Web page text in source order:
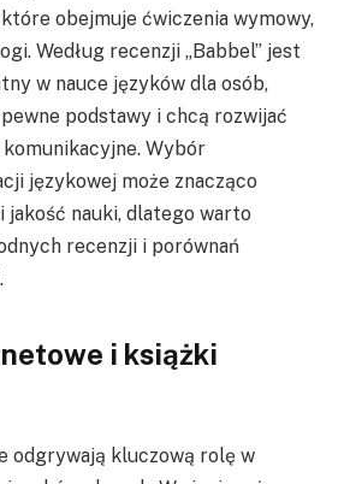
obejmuje ćwiczenia wymowy,
Według recenzji „Babbel” jest
w nauce języków dla osób,
podstawy i chcą rozwijać
Wybór
językowej może znacząco
jakość nauki, dlatego warto
recenzji i porównań
i książki
odgrywają kluczową rolę w